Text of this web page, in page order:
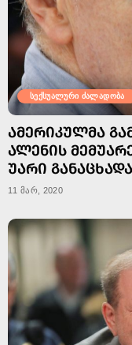
სექსუალური ძალადობა
ᲐᲛᲔᲠᲘᲙᲣᲚᲛᲐ
ᲐᲚᲔᲜᲘᲡ
ᲣᲐᲠᲘ ᲒᲐᲜᲐᲪᲮᲐᲓᲐ
11 მარ, 2020